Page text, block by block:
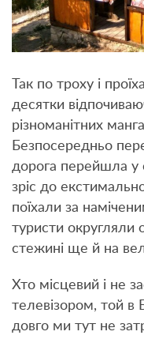
Так по троху і
десятки
різноманітних
Безпосередньо
дорога перейшла у
зріс до
поїхали за
туристи округляли
стежині ще й на
Хто місцевий і не
телевізором, той в
довго ми тут не